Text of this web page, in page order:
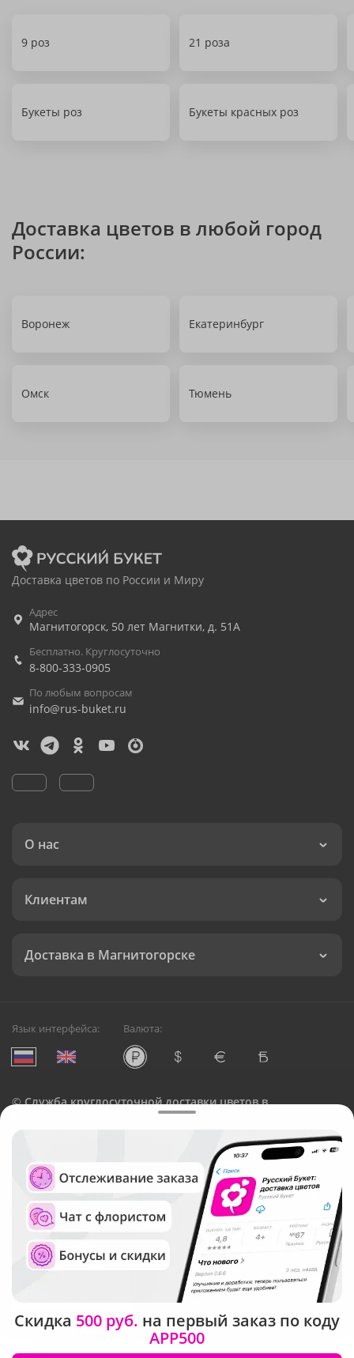
9 роз 21 роза
Букеты роз Букеты красных роз
Доставка цветов в любой город
России:
Воронеж Екатеринбург
Омск Тюмень
Доставка цветов по России и Миру
Адрес
Магнитогорск, 50 лет Магнитки, д. 51А
Бесплатно. Круглосуточно
8-800-333-0905
По любым вопросам
info@rus-buket.ru
О нас
Клиентам
Доставка в Магнитогорске
Язык интерфейса: Валюта:
©Служба круглосуточной доставки цветов в
Русский Букет, 2026
Общество с ограниченной ответственностью «Технология»
ОГРН: 1195476081745, ИНН: 5410081997
Юридический адрес: г. Новосибирск, ул. Ипподромская,
д.42, оф. 3
Рейтинг Русского букета
Скидка 500 руб. на первый заказ по коду
APP500